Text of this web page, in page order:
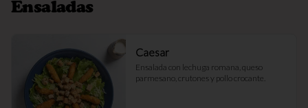
Ensaladas
Caesar
Ensalada con lechuga romana, queso
parmesano, crutones y pollo crocante.